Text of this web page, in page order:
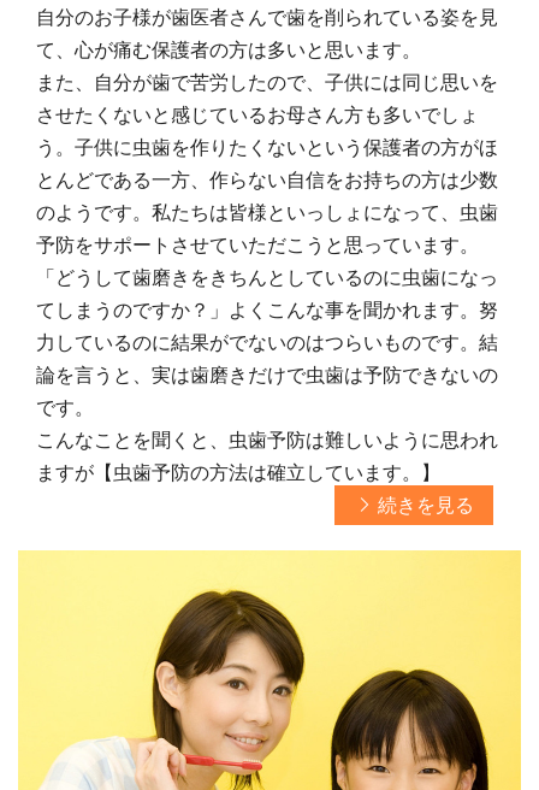
自分のお子様が歯医者さんで歯を削られている姿を見
て、心が痛む保護者の方は多いと思います。
また、自分が歯で苦労したので、子供には同じ思いを
させたくないと感じているお母さん方も多いでしょ
う。子供に虫歯を作りたくないという保護者の方がほ
とんどである一方、作らない自信をお持ちの方は少数
のようです。私たちは皆様といっしょになって、虫歯
予防をサポートさせていただこうと思っています。
「どうして歯磨きをきちんとしているのに虫歯になっ
てしまうのですか？」よくこんな事を聞かれます。努
力しているのに結果がでないのはつらいものです。結
論を言うと、実は歯磨きだけで虫歯は予防できないの
です。
こんなことを聞くと、虫歯予防は難しいように思われ
ますが【虫歯予防の方法は確立しています。】
続きを見る